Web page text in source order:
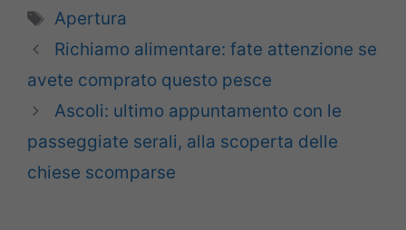
Tag
Apertura
Richiamo alimentare: fate attenzione se
avete comprato questo pesce
Ascoli: ultimo appuntamento con le
passeggiate serali, alla scoperta delle
chiese scomparse